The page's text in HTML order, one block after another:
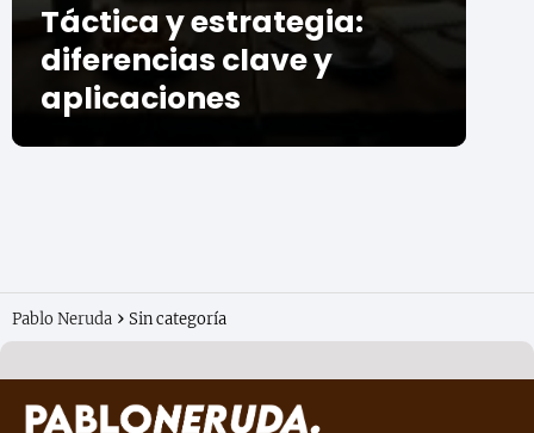
Táctica y estrategia:
diferencias clave y
aplicaciones
Pablo Neruda Sin categoría